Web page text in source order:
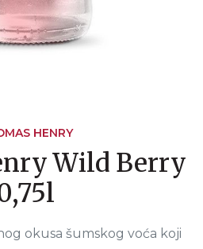
HENRY
Wild Berry
okusa šumskog voća koji